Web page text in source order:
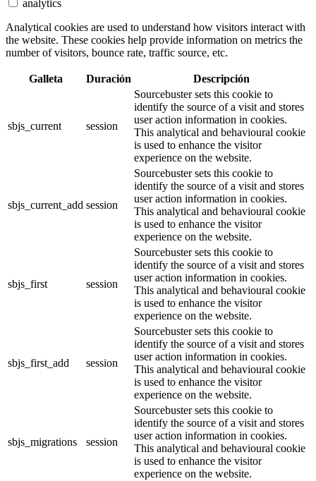
analytics
Analytical cookies are used to understand how visitors interact with
the website. These cookies help provide information on metrics the
number of visitors, bounce rate, traffic source, etc.
Galleta Duración Descripción
sbjs_current session
Sourcebuster sets this cookie to
identify the source of a visit and stores
user action information in cookies.
This analytical and behavioural cookie
is used to enhance the visitor
experience on the website.
sbjs_current_add session
Sourcebuster sets this cookie to
identify the source of a visit and stores
user action information in cookies.
This analytical and behavioural cookie
is used to enhance the visitor
experience on the website.
sbjs_first session
Sourcebuster sets this cookie to
identify the source of a visit and stores
user action information in cookies.
This analytical and behavioural cookie
is used to enhance the visitor
experience on the website.
sbjs_first_add session
Sourcebuster sets this cookie to
identify the source of a visit and stores
user action information in cookies.
This analytical and behavioural cookie
is used to enhance the visitor
experience on the website.
sbjs_migrations session
Sourcebuster sets this cookie to
identify the source of a visit and stores
user action information in cookies.
This analytical and behavioural cookie
is used to enhance the visitor
experience on the website.